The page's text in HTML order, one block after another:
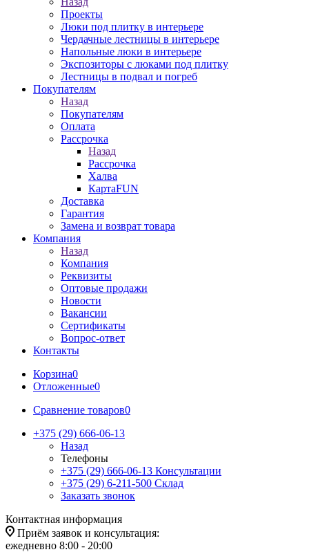
Проекты
Люки под плитку в интерьере
Чердачные лестницы в интерьере
Напольные люки в интерьере
Экспозиторы с люками под плитку
Лестницы в подвал и погреб
Покупателям
Назад
Покупателям
Оплата
Рассрочка
Назад
Рассрочка
Халва
КартаFUN
Доставка
Гарантия
Замена и возврат товара
Компания
Назад
Компания
Реквизиты
Оптовые продажи
Новости
Вакансии
Сертификаты
Вопрос-ответ
Контакты
Корзина0
Отложенные0
Сравнение товаров0
+375 (29) 666-06-13
Назад
Телефоны
+375 (29) 666-06-13 Консультации
+375 (29) 6-211-500 Склад
Заказать звонок
Контактная информация
Приём заявок и консультация:
ежедневно 8:00 - 20:00